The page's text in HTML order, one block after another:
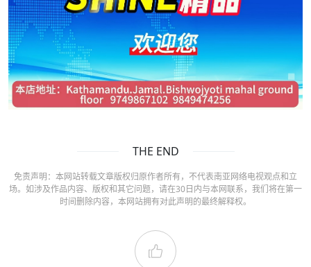
THE END
免责声明：本网站转载文章版权归原作者所有，不代表南亚网络电视观点和立
场。如涉及作品内容、版权和其它问题，请在30日内与本网联系，我们将在第一
时间删除内容，本网站拥有对此声明的最终解释权。